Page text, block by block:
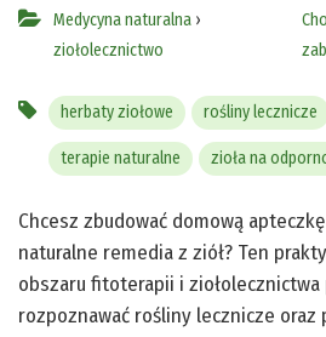
Medycyna naturalna ›
ziołolecznictwo
herbaty ziołowe rośliny lecznicze
terapie naturalne zioła na
Chcesz zbudować domową
naturalne remedia z ziół? Ten
obszaru fitoterapii i ziołolecznictwa
rozpoznawać rośliny lecznicze